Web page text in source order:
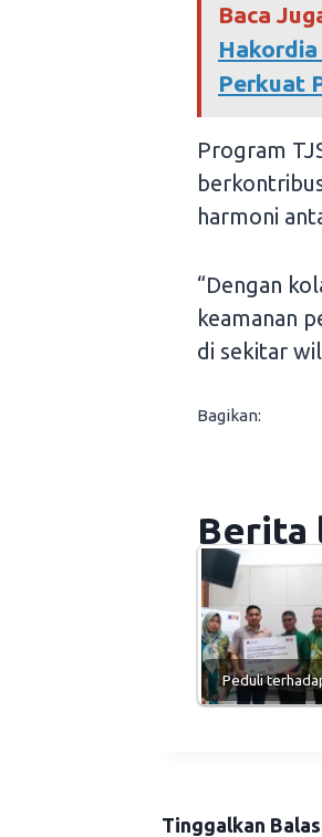
Baca
Perkuat
Program
harmoni
“Dengan
keamanan
di sekitar
Bagikan:
Berita
Peduli
Tinggalkan